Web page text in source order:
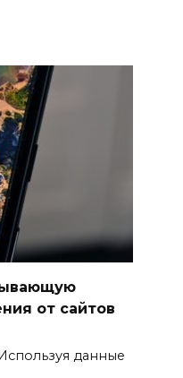
от сайтов
данные